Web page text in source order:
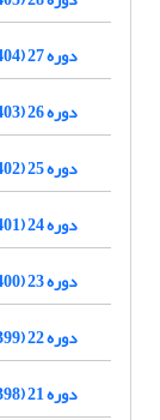
دوره 27 (1404)
دوره 26 (1403)
دوره 25 (1402)
دوره 24 (1401)
دوره 23 (1400)
دوره 22 (1399)
دوره 21 (1398)